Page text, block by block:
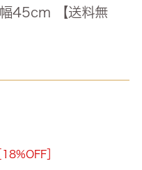
45cm 【送料無
18%OFF］